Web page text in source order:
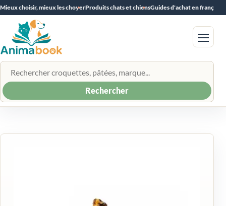
Mieux choisir, mieux les choyerProduits chats et chiensGuides d'achat en français
Rechercher un produit
Rechercher
Menu